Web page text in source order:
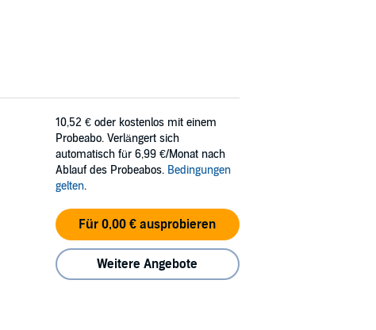
10,52 € oder kostenlos mit einem
Probeabo. Verlängert sich
automatisch für 6,99 €/Monat nach
Ablauf des Probeabos. Bedingungen
gelten.
Für 0,00 € ausprobieren
Weitere Angebote